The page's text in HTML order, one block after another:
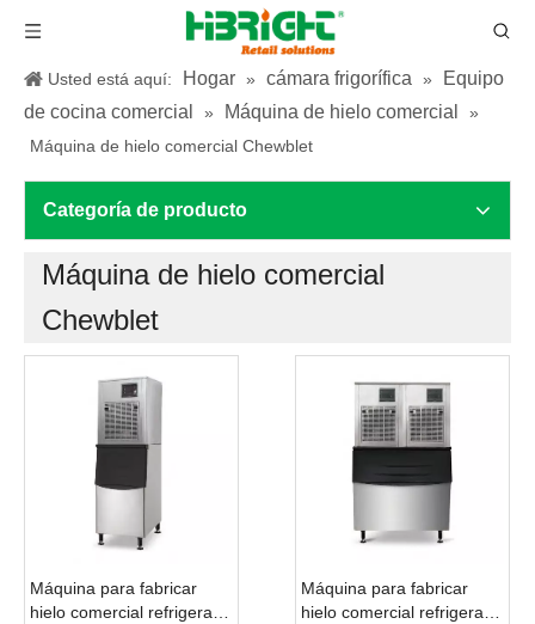
Usted está aquí: Hogar » cámara frigorífica »
Equipo
de cocina comercial
» Máquina de hielo comercial
»
Máquina de hielo comercial Chewblet
Categoría de producto
Máquina de hielo comercial
Chewblet
Máquina para fabricar
hielo comercial refrigerada
Máquina para fabricar
hielo comercial refrigerada